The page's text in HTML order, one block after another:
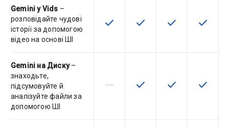
Gemini у Vids –
розповідайте чудові
історії за допомогою
відео на основі ШІ
Ця функція доступна для
check Ця функція доступна
check Ця функція
check Ця
check
Gemini на Диску–
знаходьте,
підсумовуйте й
аналізуйте файли за
допомогою ШІ
Артикул не підтримує цю
horizontal_rule Ця функція доступна
check Ця функція
check Ця
check